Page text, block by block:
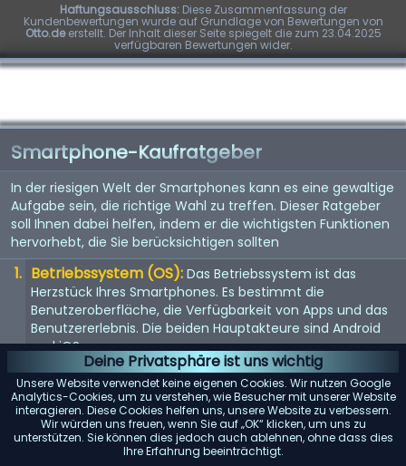
Deine Privatsphäre ist uns wichtig
Unsere Website verwendet keine eigenen Cookies. Wir nutzen Google
Analytics-Cookies, um zu verstehen, wie Besucher mit unserer Website
interagieren. Diese Cookies helfen uns, unsere Website zu verbessern.
Wir würden uns freuen, wenn Sie auf „OK“ klicken, um uns zu
unterstützen. Sie können dies jedoch auch ablehnen, ohne dass dies
Ihre Erfahrung beeinträchtigt.
Haftungsausschluss:Diese Zusammenfassung der
Kundenbewertungen wurde auf Grundlage von Bewertungen von
Otto.deerstellt. Der Inhalt dieser Seite spiegelt die zum 23.04.2025
verfügbaren Bewertungen wider.
Smartphone-Kaufratgeber
In der riesigen Welt der Smartphones kann es eine gewaltige
Aufgabe sein, die richtige Wahl zu treffen. Dieser Ratgeber
soll Ihnen dabei helfen, indem er die wichtigsten Funktionen
hervorhebt, die Sie berücksichtigen sollten
Betriebssystem (OS): Das Betriebssystem ist das
Herzstück Ihres Smartphones. Es bestimmt die
Benutzeroberfläche, die Verfügbarkeit von Apps und das
Benutzererlebnis. Die beiden Hauptakteure sind Android
und iOS.
Prozessor und RAM: Diese Komponenten bestimmen
die Geschwindigkeit und Effizienz Ihres Smartphones. Ein
leistungsstarker Prozessor in Kombination mit ausreichend
RAM ermöglicht reibungsloses Multitasking und
verzögerungsfreies Spielen.